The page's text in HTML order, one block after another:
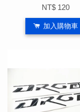
NT$ 120
加入購物車